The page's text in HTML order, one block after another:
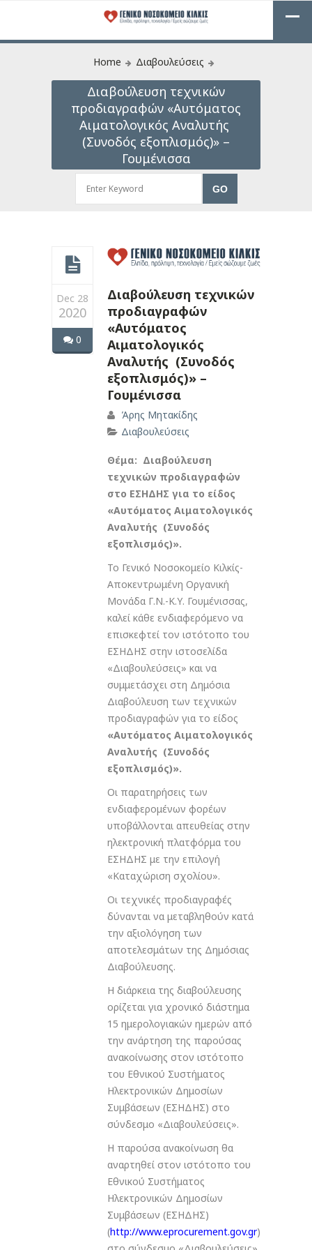
Home Διαβουλεύσεις
Διαβούλευση τεχνικών
προδιαγραφών «Αυτόματος
Αιματολογικός Αναλυτής
(Συνοδός εξοπλισμός)» –
Γουμένισσα
Dec 28
2020
0
Διαβούλευση τεχνικών
προδιαγραφών
«Αυτόματος
Αιματολογικός
Αναλυτής (Συνοδός
εξοπλισμός)» –
Γουμένισσα
Άρης Μητακίδης
Διαβουλεύσεις
Θέμα: Διαβούλευση
τεχνικών προδιαγραφών
στο ΕΣΗΔΗΣ για το είδος
«Αυτόματος Αιματολογικός
Αναλυτής (Συνοδός
εξοπλισμός)».
Το Γενικό Νοσοκομείο Κιλκίς-
Αποκεντρωμένη Οργανική
Μονάδα Γ.Ν.-Κ.Υ. Γουμένισσας,
καλεί κάθε ενδιαφερόμενο να
επισκεφτεί τον ιστότοπο του
ΕΣΗΔΗΣ στην ιστοσελίδα
«Διαβουλεύσεις» και να
συμμετάσχει στη Δημόσια
Διαβούλευση των τεχνικών
προδιαγραφών για το είδος
«Αυτόματος Αιματολογικός
Αναλυτής (Συνοδός
εξοπλισμός)».
Οι παρατηρήσεις των
ενδιαφερομένων φορέων
υποβάλλονται απευθείας στην
ηλεκτρονική πλατφόρμα του
ΕΣΗΔΗΣ με την επιλογή
«Καταχώριση σχολίου».
Οι τεχνικές προδιαγραφές
δύνανται να μεταβληθούν κατά
την αξιολόγηση των
αποτελεσμάτων της Δημόσιας
Διαβούλευσης.
Η διάρκεια της διαβούλευσης
ορίζεται για χρονικό διάστημα
15 ημερολογιακών ημερών από
την ανάρτηση της παρούσας
ανακοίνωσης στον ιστότοπο
του Εθνικού Συστήματος
Ηλεκτρονικών Δημοσίων
Συμβάσεων (ΕΣΗΔΗΣ) στο
σύνδεσμο «Διαβουλεύσεις».
Η παρούσα ανακοίνωση θα
αναρτηθεί στον ιστότοπο του
Εθνικού Συστήματος
Ηλεκτρονικών Δημοσίων
Συμβάσεων (ΕΣΗΔΗΣ)
(http://www.eprocurement.gov.gr)